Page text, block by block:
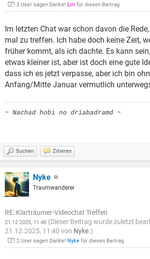
2 User sagen Danke! Liri für diesen Beitrag
Im letzten Chat war schon davon die
mal zu treffen. Ich habe doch keine Zeit,
früher kommt, als ich dachte. Es kann
etwas kleiner ist, aber ist doch eine gute
dass ich es jetzt verpasse, aber ich bin
Anfang/Mitte Januar vermutlich
~ Nachad hobi no driabadramd ~
Suchen Zitieren
Nyke
Traumwanderer
RE: Klarträumer-Videochat Treffen
21.12.2025, 11:40 (Dieser Beitrag wurde zuletzt
21.12.2025, 11:40 von Nyke.)
2 User sagen Danke! Nyke für diesen Beitrag